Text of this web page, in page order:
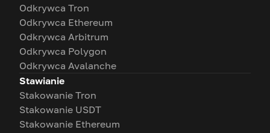
Odkrywca Tron
Odkrywca Ethereum
Odkrywca Arbitrum
Odkrywca Polygon
Odkrywca Avalanche
Stawianie
Stakowanie Tron
Stakowanie USDT
Stakowanie Ethereum